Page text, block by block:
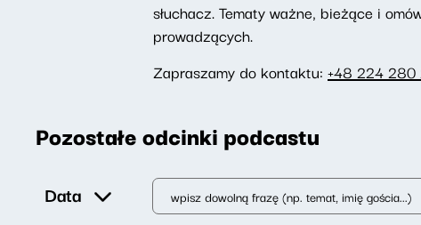
słuchacz. Tematy ważne, bieżące i
prowadzących.
Zapraszamy do kontaktu: +48 224
Pozostałe odcinki podcastu
Data